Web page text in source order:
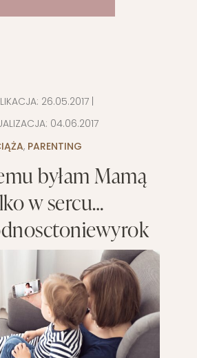
26.05.2017|
04.06.2017
, PARENTING
byłam Mamą
w sercu…